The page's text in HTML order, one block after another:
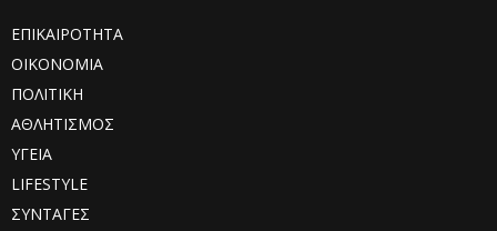
ΕΠΙΚΑΙΡΟΤΗΤΑ
ΟΙΚΟΝΟΜΙΑ
ΠΟΛΙΤΙΚΗ
ΑΘΛΗΤΙΣΜΟΣ
ΥΓΕΙΑ
LIFESTYLE
ΣΥΝΤΑΓΕΣ